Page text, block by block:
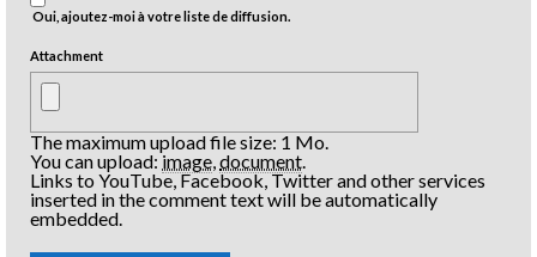
Oui, ajoutez-moi à votre liste de diffusion.
Attachment
The maximum upload file size: 1 Mo.
You can upload:image document
Links to YouTube, Facebook, Twitter and other services
inserted in the comment text will be automatically
embedded.